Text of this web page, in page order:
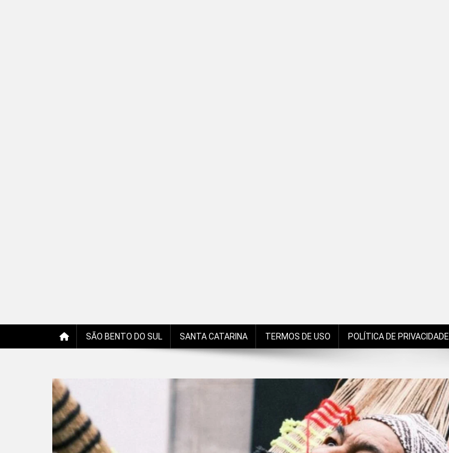
SÃO BENTO DO SUL SANTA CATARINA TERMOS DE USO POLÍTICA DE PRIVACIDADE